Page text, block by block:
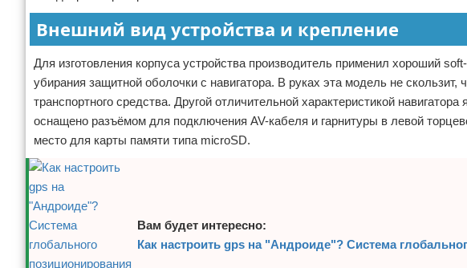
Современные устройства
GPS
Программное обеспечение
Для автомобиля
Разное
Для правообладателей
Условия предоставления информации
Отказ от ответственности
Внешний вид устройства и крепление
Для изготовления корпуса устройства производитель применил хороший
убирания защитной оболочки с навигатора. В руках эта модель не
транспортного средства. Другой отличительной характеристикой
оснащено разъёмом для подключения AV-кабеля и гарнитуры в левой
место для карты памяти типа microSD.
Вам будет интересно:
Как настроить gps на "Андроиде"? Система